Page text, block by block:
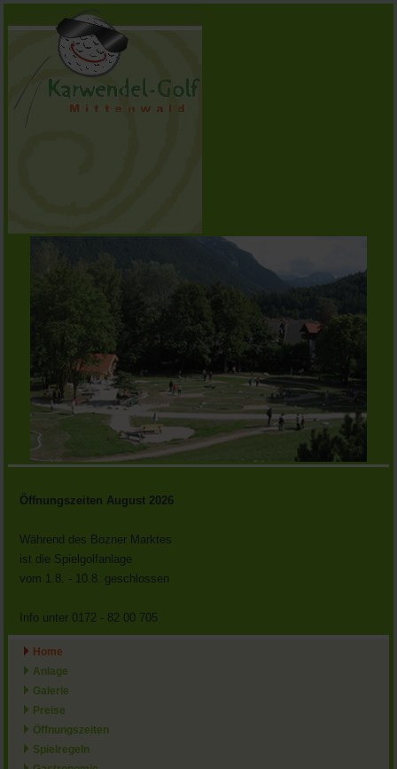
Öffnungszeiten August 2026
Während des Bozner Marktes
ist die Spielgolfanlage
vom 1.8. - 10.8. geschlossen
Info unter 0172 - 82 00 705
Home
Anlage
Galerie
Preise
Öffnungszeiten
Spielregeln